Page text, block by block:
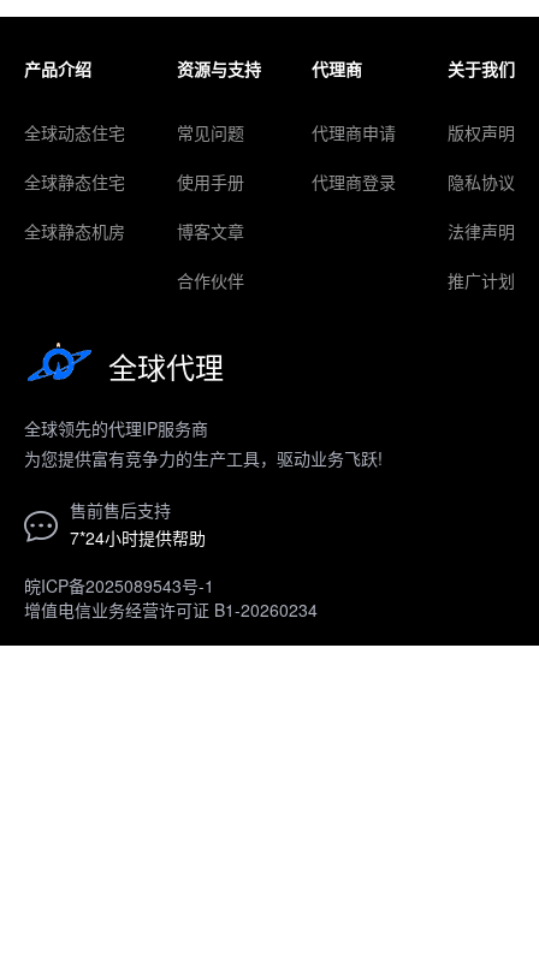
产品介绍
全球动态住宅
全球静态住宅
全球静态机房
资源与支持
常见问题
使用手册
博客文章
合作伙伴
代理商
代理商申请
代理商登录
关于我们
版权声明
隐私协议
法律声明
推广计划
全球代理
全球领先的代理IP服务商
为您提供富有竞争力的生产工具，驱动业务飞跃!
售前售后支持
7*24小时提供帮助
皖ICP备2025089543号-1
增值电信业务经营许可证 B1-20260234